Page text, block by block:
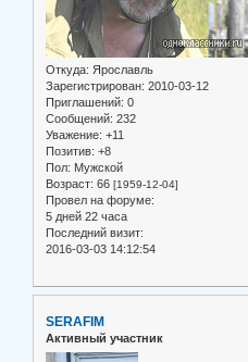
Откуда: Ярославль
Зарегистрирован: 2010-03-12
Приглашений: 0
Сообщений: 232
Уважение: +11
Позитив: +8
Пол: Мужской
Возраст: 66 [1959-12-04]
Провел на форуме:
5 дней 22 часа
Последний визит:
2016-03-03 14:12:54
SERAFIM
Активный участник